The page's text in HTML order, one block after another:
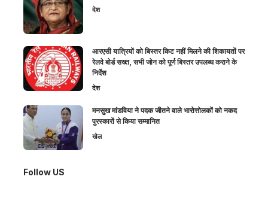
देश
आरएसी यात्रियों को बिस्तर किट नहीं मिलने की शिकायतों पर
रेलवे बोर्ड सख्त, सभी जोन को पूर्ण बिस्तर उपलब्ध कराने के
निर्देश
देश
मनसुख मांडविया ने पदक जीतने वाले भारोत्तोलकों को नकद
पुरस्कारों से किया सम्मानित
खेल
Follow US